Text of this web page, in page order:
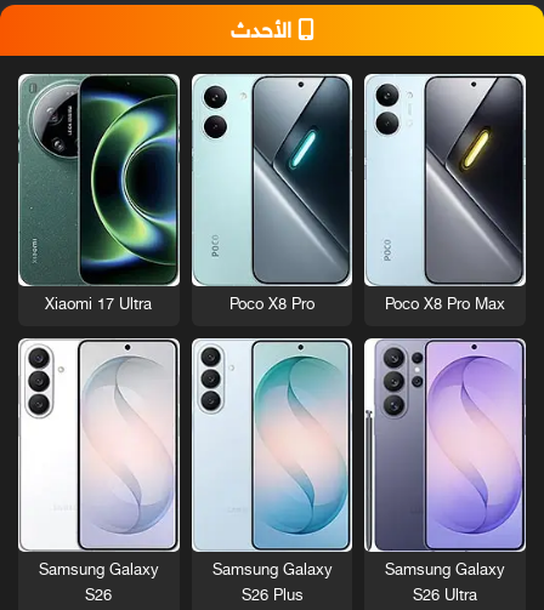
الأحدث
Poco X8 Pro Max
Poco X8 Pro
Xiaomi 17 Ultra
Samsung Galaxy
S26 Ultra
Samsung Galaxy
S26 Plus
Samsung Galaxy
S26